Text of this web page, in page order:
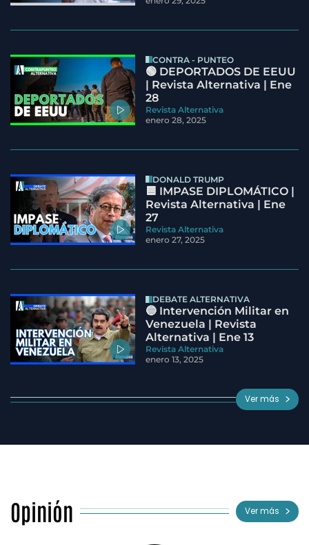
CONTRA - PUNTEO
🟢 DEPORTADOS DE EEUU
| Revista Alternativa | Ene
28
Revista Alternativa
enero 28, 2025
DONALD TRUMP
🟦 IMPASE DIPLOMÁTICO |
Revista Alternativa | Ene
27
Revista Alternativa
enero 27, 2025
DEBATE ALTERNATIVA
🔵 Intervención Militar en
Venezuela | Revista
Alternativa | Ene 13
Revista Alternativa
enero 13, 2025
Ver más
Opinión Ver más